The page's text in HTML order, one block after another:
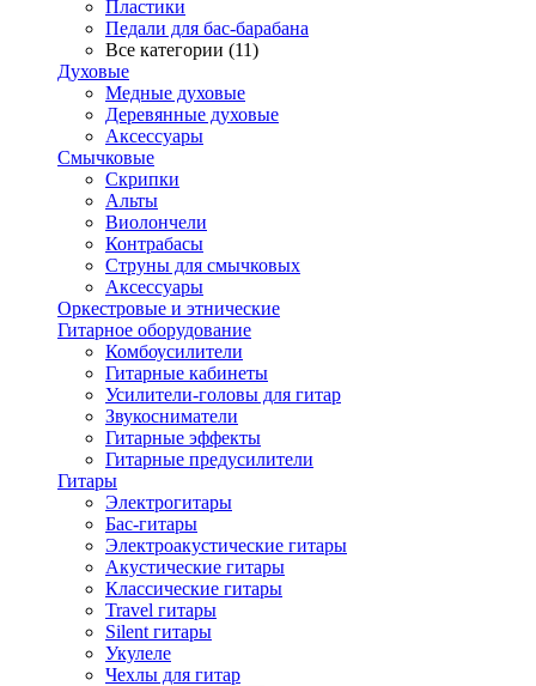
Пластики
Педали для бас-барабана
Все категории (11)
Духовые
Медные духовые
Деревянные духовые
Аксессуары
Смычковые
Скрипки
Альты
Виолончели
Контрабасы
Струны для смычковых
Аксеcсуары
Оркестровые и этнические
Гитарное оборудование
Комбоусилители
Гитарные кабинеты
Усилители-головы для гитар
Звукосниматели
Гитарные эффекты
Гитарные предусилители
Гитары
Электрогитары
Бас-гитары
Электроакустические гитары
Акустические гитары
Классические гитары
Travel гитары
Silent гитары
Укулеле
Чехлы для гитар